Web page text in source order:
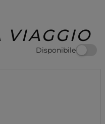
Regalo
VIAGGIO
Disponibile